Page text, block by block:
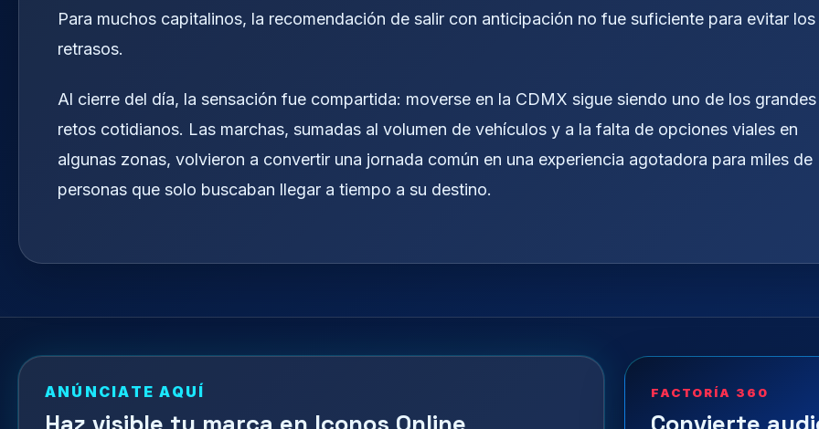
Para muchos capitalinos, la recomendación de salir con anticipación no fue suficiente para evitar los
retrasos.
Al cierre del día, la sensación fue compartida: moverse en la CDMX sigue siendo uno de los grandes
retos cotidianos. Las marchas, sumadas al volumen de vehículos y a la falta de opciones viales en
algunas zonas, volvieron a convertir una jornada común en una experiencia agotadora para miles de
personas que solo buscaban llegar a tiempo a su destino.
ANÚNCIATE AQUÍ FACTORÍA 360